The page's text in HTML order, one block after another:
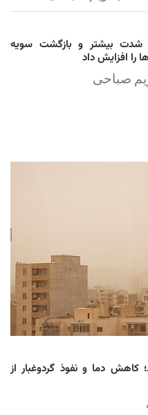
شدت بیشتر و بازگشت سویه
صباحی
دما و نفوذ گردوغبار از